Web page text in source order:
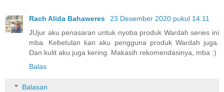
Rach Alida Bahaweres
23 Desember 2020 pukul 14.11
JUjur aku penasaran untuk nyoba produk Wardah series ini
mba. Kebetulan kan aku pengguna produk Wardah juga.
Dan kulit aku juga kering. Makasih rekomendasinya, mba :)
Balas
Balasan